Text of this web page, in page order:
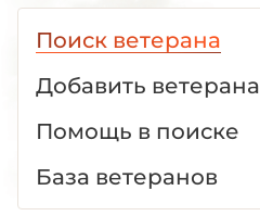
Поиск ветерана
Добавить ветерана
Помощь в поиске
База ветеранов